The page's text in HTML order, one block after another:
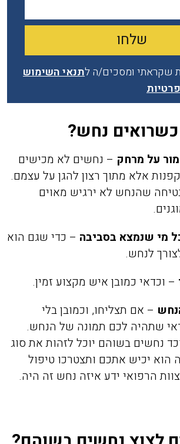
שקראתי ומסכים/ה לתנאי השימוש
נחש?
על מרחק – נחשים לא מכישים
אלא מתוך רצון להגן על עצמם.
שהנחש לא ירגיש מאוים
מי שנמצא בסביבה – כדי שגם הוא
לנחש.
– וכדאי כמובן איש מקצוע זמין.
– אם תצליחו, וכמובן בלי
שתהיה לכם תמונה של הנחש.
נחשים בשוהם יוכל לזהות את סוג
הוא יכיש אתכם ותצטרכו טיפול
הרפואי ידע איזה נחש זה היה.